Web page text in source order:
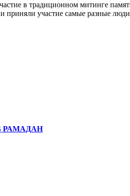
в традиционном митинге
приняли участие самые разные